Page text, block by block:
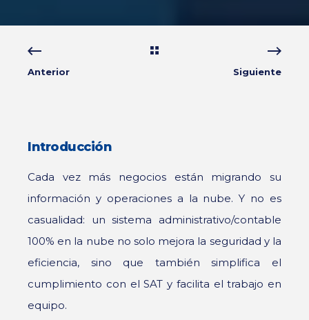
Anterior Siguiente
Introducción
Cada vez más negocios están migrando su
información y operaciones a la nube. Y no es
casualidad: un sistema administrativo/contable
100% en la nube no solo mejora la seguridad y la
eficiencia, sino que también simplifica el
cumplimiento con el SAT y facilita el trabajo en
equipo.